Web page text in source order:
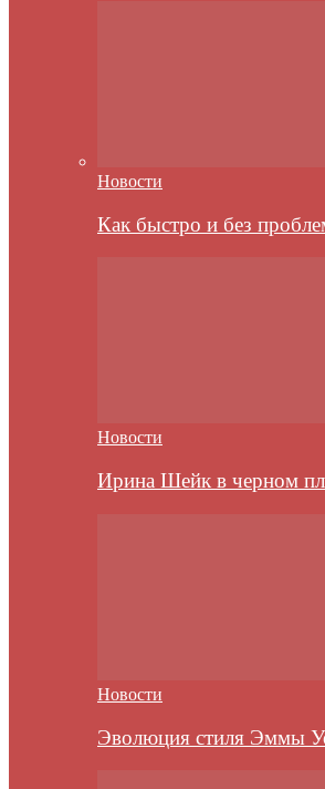
Новости
Как быстро и без
Новости
Ирина Шейк в черном
Новости
Эволюция стиля Эммы